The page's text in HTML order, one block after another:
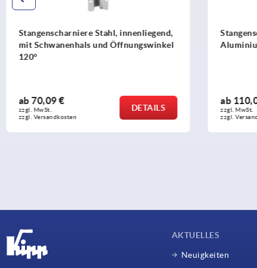
innenliegend,
DETAILS
Stangenscharniere Edelstahl oder
Aluminium mit Doppelgelenk
110,01 €
zzgl. MwSt.
zzgl. Versandkosten
DETAILS
AKTUELLES
Neuigkeiten